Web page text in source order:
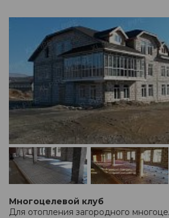
Многоцелевой клуб
Для отопления загородного